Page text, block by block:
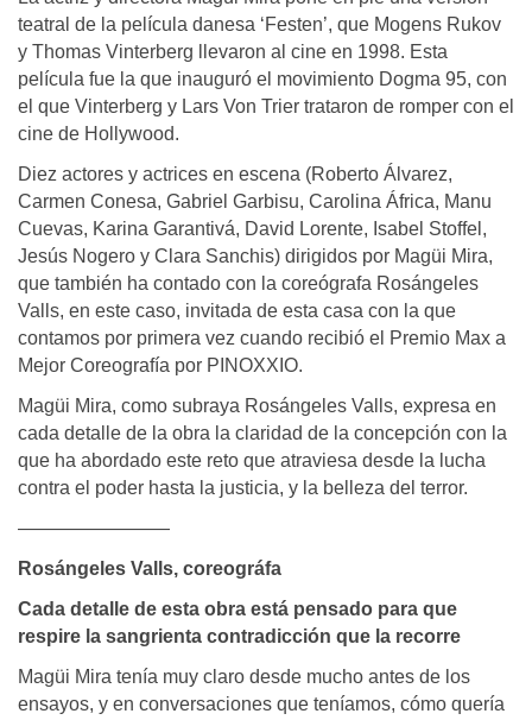
teatral de la película danesa ‘Festen’, que Mogens Rukov
y Thomas Vinterberg llevaron al cine en 1998. Esta
película fue la que inauguró el movimiento Dogma 95, con
el que Vinterberg y Lars Von Trier trataron de romper con el
cine de Hollywood.
Diez actores y actrices en escena (Roberto Álvarez,
Carmen Conesa, Gabriel Garbisu, Carolina África, Manu
Cuevas, Karina Garantivá, David Lorente, Isabel Stoffel,
Jesús Nogero y Clara Sanchis) dirigidos por Magüi Mira,
que también ha contado con la coreógrafa Rosángeles
Valls, en este caso, invitada de esta casa con la que
contamos por primera vez cuando recibió el Premio Max a
Mejor Coreografía por PINOXXIO.
Magüi Mira, como subraya Rosángeles Valls, expresa en
cada detalle de la obra la claridad de la concepción con la
que ha abordado este reto que atraviesa desde la lucha
contra el poder hasta la justicia, y la belleza del terror.
————————
Rosángeles Valls, coreográfa
Cada detalle de esta obra está pensado para que
respire la sangrienta contradicción que la recorre
Magüi Mira tenía muy claro desde mucho antes de los
ensayos, y en conversaciones que teníamos, cómo quería